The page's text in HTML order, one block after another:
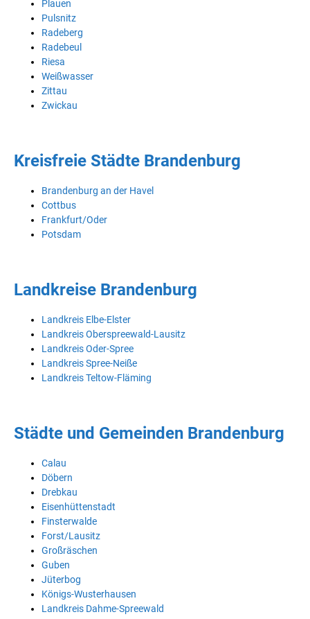
Plauen
Pulsnitz
Radeberg
Radebeul
Riesa
Weißwasser
Zittau
Zwickau
Kreisfreie Städte Brandenburg
Brandenburg an der Havel
Cottbus
Frankfurt/Oder
Potsdam
Landkreise Brandenburg
Landkreis Elbe-Elster
Landkreis Oberspreewald-Lausitz
Landkreis Oder-Spree
Landkreis Spree-Neiße
Landkreis Teltow-Fläming
Städte und Gemeinden Brandenburg
Calau
Döbern
Drebkau
Eisenhüttenstadt
Finsterwalde
Forst/Lausitz
Großräschen
Guben
Jüterbog
Königs-Wusterhausen
Landkreis Dahme-Spreewald